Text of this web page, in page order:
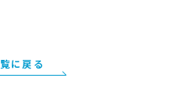
に戻る